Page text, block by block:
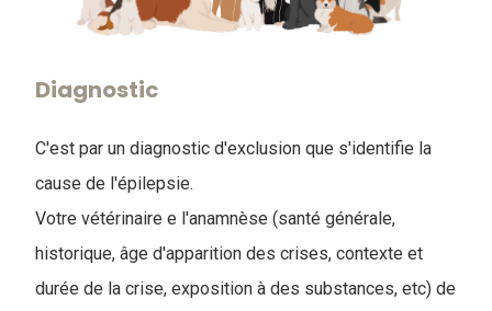
Diagnostic
C'est par un diagnostic d'exclusion que s'identifie la
cause de l'épilepsie.
Votre vétérinaire e l'anamnèse (santé générale,
historique, âge d'apparition des crises, contexte et
durée de la crise, exposition à des substances, etc) de